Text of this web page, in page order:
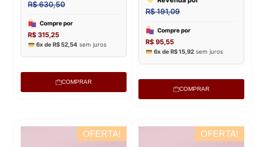
R$169,75
6x deR$28,29 sem juros
COMPRAR
COMPRAR
OFERTA! OFERTA!